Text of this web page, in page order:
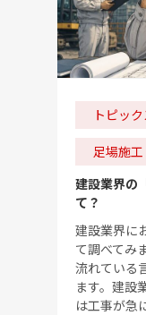
トピッ
足場施工
建設業界の
て？
建設業界に
て調べてみ
流れている
ます。建設
は工事が急